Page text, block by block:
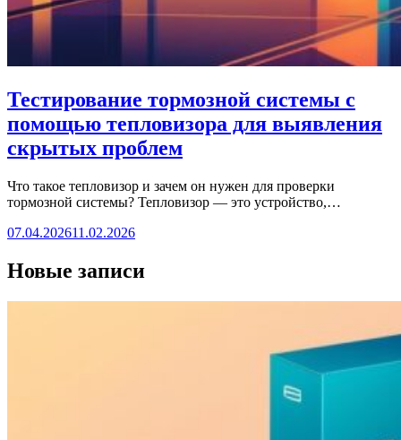
Тестирование тормозной системы с
помощью тепловизора для выявления
скрытых проблем
Что такое тепловизор и зачем он нужен для проверки
тормозной системы? Тепловизор — это устройство,…
07.04.202611.02.2026
Новые записи